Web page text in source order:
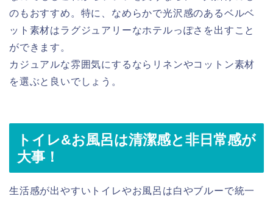
のもおすすめ。特に、なめらかで光沢感のあるベルベ
ット素材はラグジュアリーなホテルっぽさを出すこと
ができます。
カジュアルな雰囲気にするならリネンやコットン素材
を選ぶと良いでしょう。
トイレ&お風呂は清潔感と非日常感が
大事！
生活感が出やすいトイレやお風呂は白やブルーで統一